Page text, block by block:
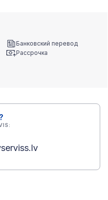
Банковский перевод
Рассрочка